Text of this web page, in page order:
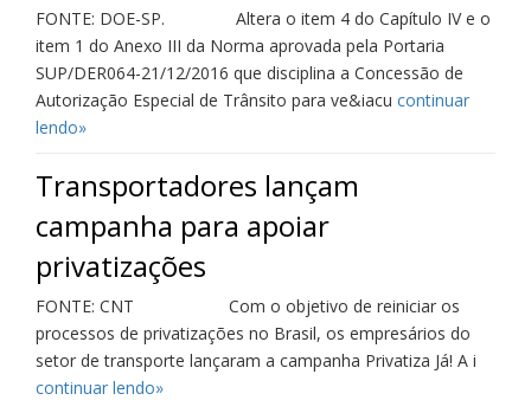
FONTE: DOE-SP. Altera o item 4 do Capítulo IV e o
item 1 do Anexo III da Norma aprovada pela Portaria
SUP/DER064-21/12/2016 que disciplina a Concessão de
Autorização Especial de Trânsito para ve&iacu continuar
lendo»
Transportadores lançam
campanha para apoiar
privatizações
FONTE: CNT Com o objetivo de reiniciar os
processos de privatizações no Brasil, os empresários do
setor de transporte lançaram a campanha Privatiza Já! A i
continuar lendo»